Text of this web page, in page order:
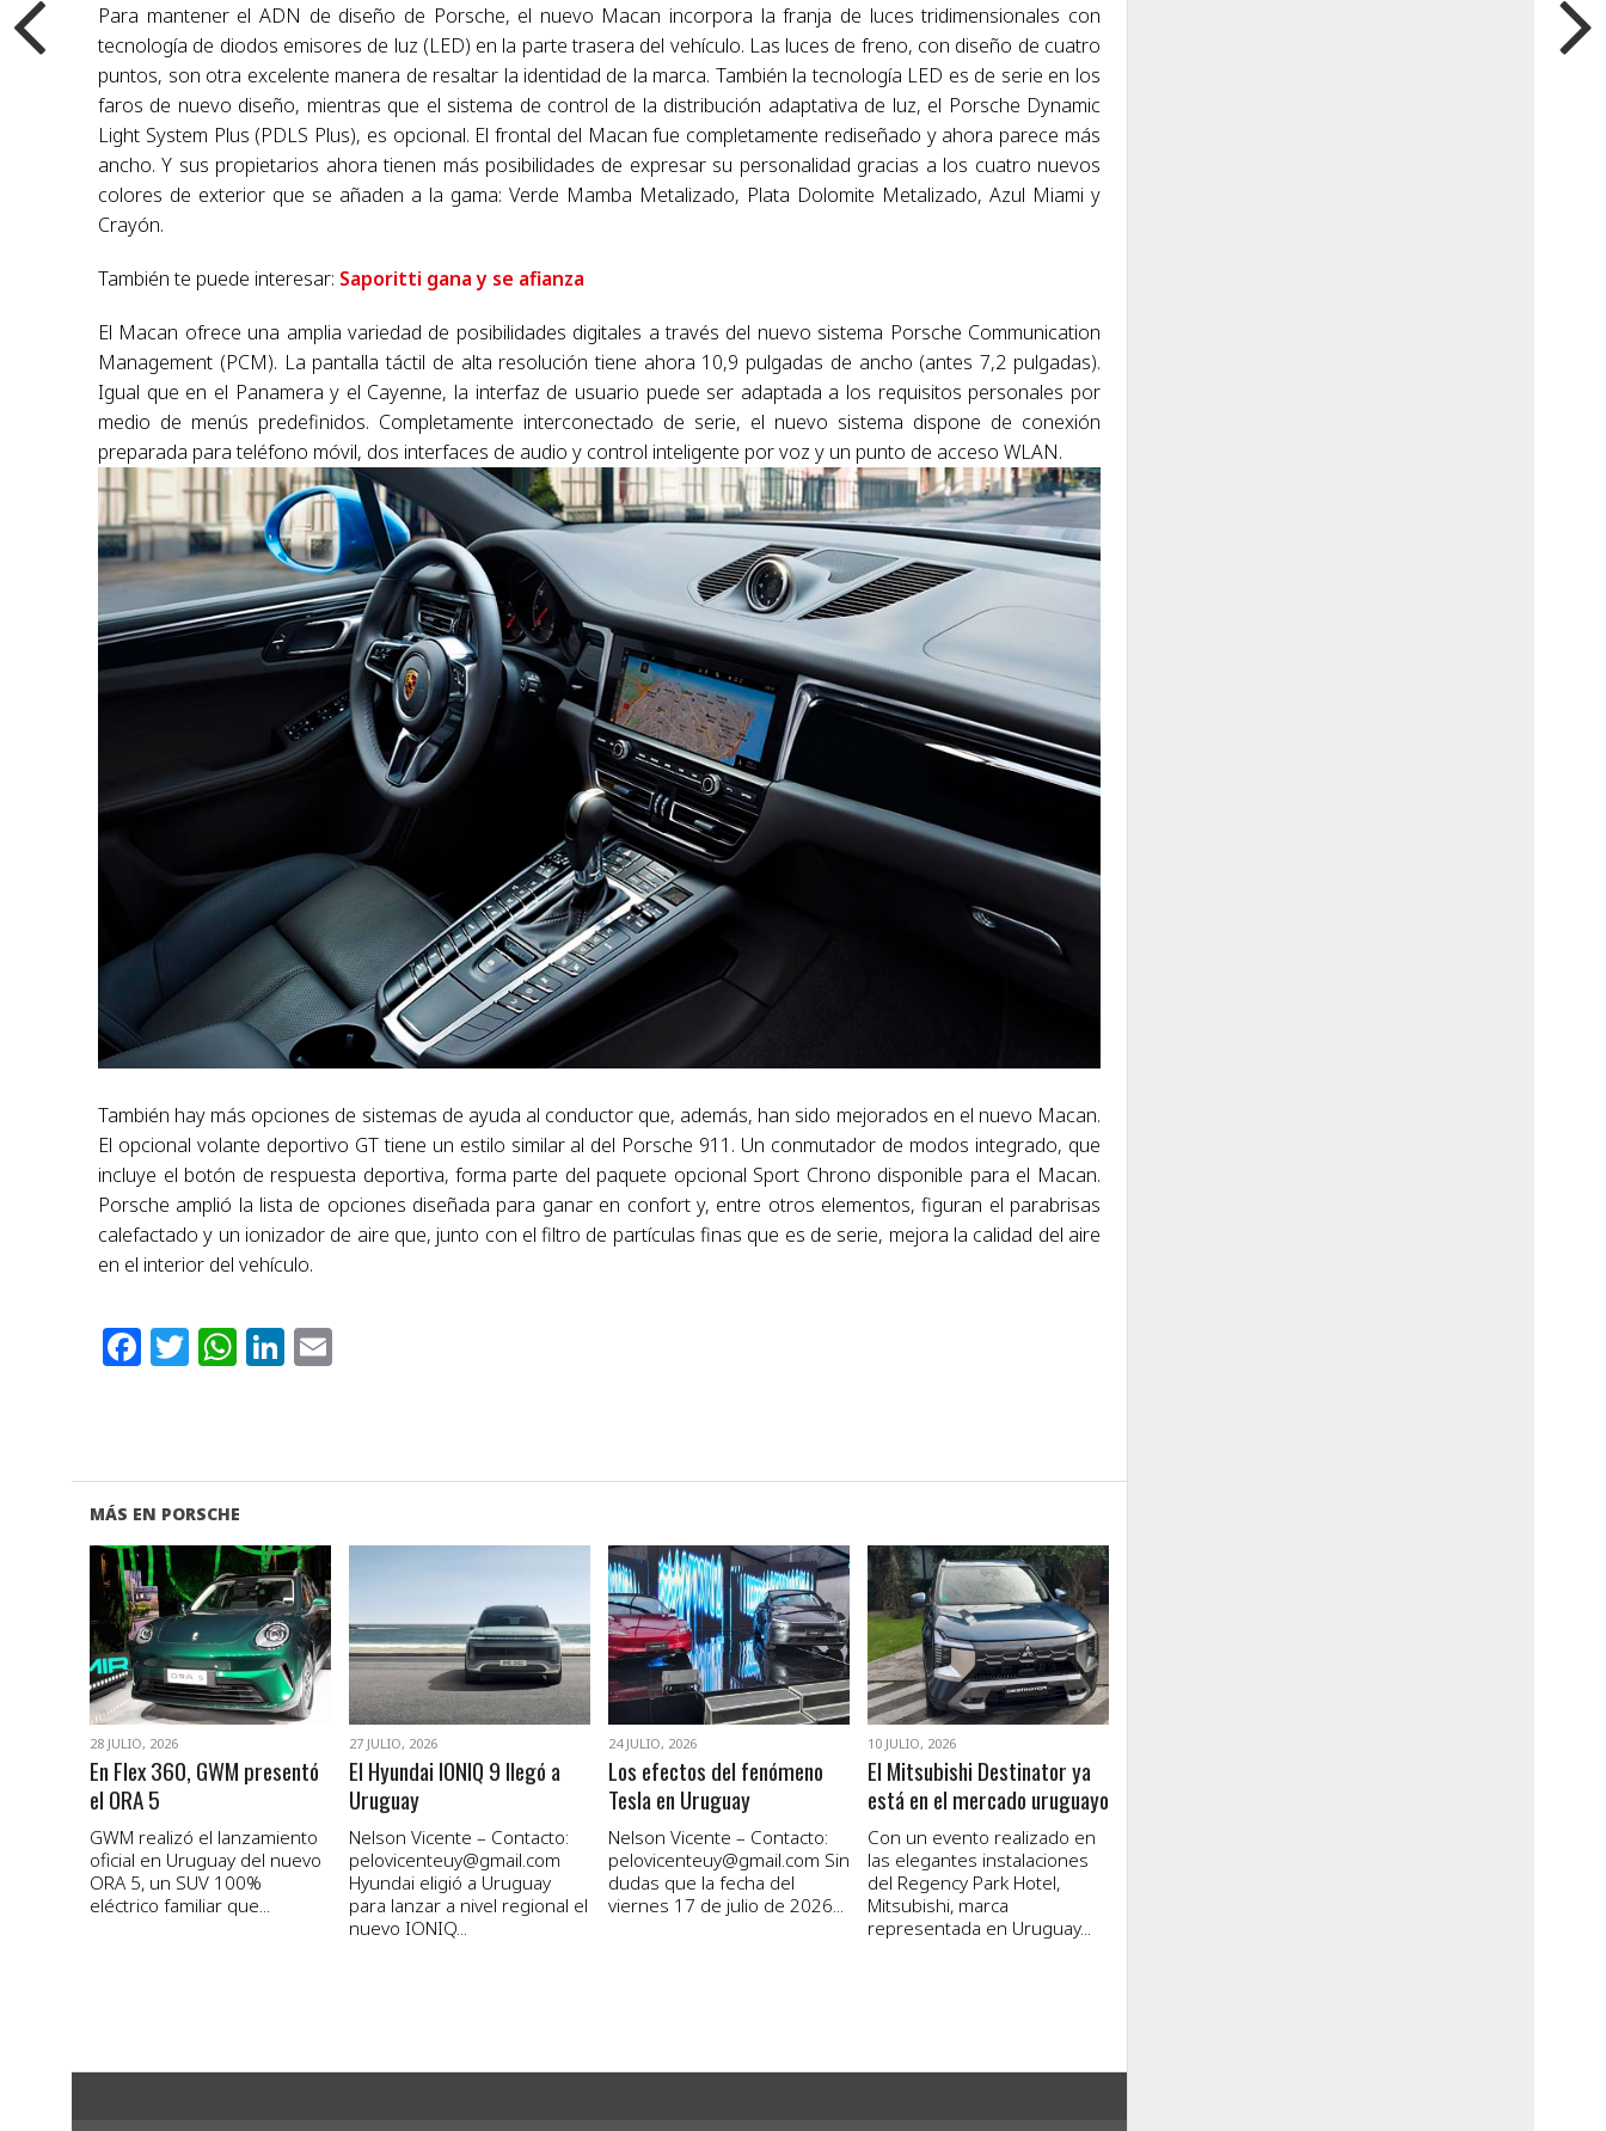
Para mantener el ADN de diseño de Porsche, el nuevo Macan incorpora la franja de luces tridimensionales con
tecnología de diodos emisores de luz (LED) en la parte trasera del vehículo. Las luces de freno, con diseño de cuatro
puntos, son otra excelente manera de resaltar la identidad de la marca. También la tecnología LED es de serie en los
faros de nuevo diseño, mientras que el sistema de control de la distribución adaptativa de luz, el Porsche Dynamic
Light System Plus (PDLS Plus), es opcional. El frontal del Macan fue completamente rediseñado y ahora parece más
ancho. Y sus propietarios ahora tienen más posibilidades de expresar su personalidad gracias a los cuatro nuevos
colores de exterior que se añaden a la gama: Verde Mamba Metalizado, Plata Dolomite Metalizado, Azul Miami y
Crayón.
También te puede interesar: Saporitti gana y se afianza
El Macan ofrece una amplia variedad de posibilidades digitales a través del nuevo sistema Porsche Communication
Management (PCM). La pantalla táctil de alta resolución tiene ahora 10,9 pulgadas de ancho (antes 7,2 pulgadas).
Igual que en el Panamera y el Cayenne, la interfaz de usuario puede ser adaptada a los requisitos personales por
medio de menús predefinidos. Completamente interconectado de serie, el nuevo sistema dispone de conexión
preparada para teléfono móvil, dos interfaces de audio y control inteligente por voz y un punto de acceso WLAN.
También hay más opciones de sistemas de ayuda al conductor que, además, han sido mejorados en el nuevo Macan.
El opcional volante deportivo GT tiene un estilo similar al del Porsche 911. Un conmutador de modos integrado, que
incluye el botón de respuesta deportiva, forma parte del paquete opcional Sport Chrono disponible para el Macan.
Porsche amplió la lista de opciones diseñada para ganar en confort y, entre otros elementos, figuran el parabrisas
calefactado y un ionizador de aire que, junto con el filtro de partículas finas que es de serie, mejora la calidad del aire
en el interior del vehículo.
Facebook
Twitter
WhatsApp
LinkedIn
MÁS EN PORSCHE
VER NOTA
28 JULIO, 2026
En Flex 360, GWM presentó
el ORA 5
GWM realizó el lanzamiento
oficial en Uruguay del nuevo
ORA 5, un SUV 100%
eléctrico familiar que...
VER NOTA
27 JULIO, 2026
El Hyundai IONIQ 9 llegó a
Uruguay
Nelson Vicente – Contacto:
pelovicenteuy@gmail.com
Hyundai eligió a Uruguay
para lanzar a nivel regional el
nuevo IONIQ...
VER NOTA
24 JULIO, 2026
Los efectos del fenómeno
Tesla en Uruguay
Nelson Vicente – Contacto:
pelovicenteuy@gmail.com Sin
dudas que la fecha del
viernes 17 de julio de 2026...
VER NOTA
10 JULIO, 2026
El Mitsubishi Destinator ya
está en el mercado uruguayo
Con un evento realizado en
las elegantes instalaciones
del Regency Park Hotel,
Mitsubishi, marca
representada en Uruguay...